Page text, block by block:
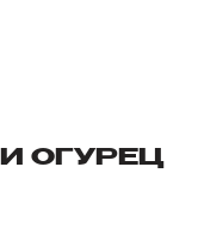
ОГУРЕЦ